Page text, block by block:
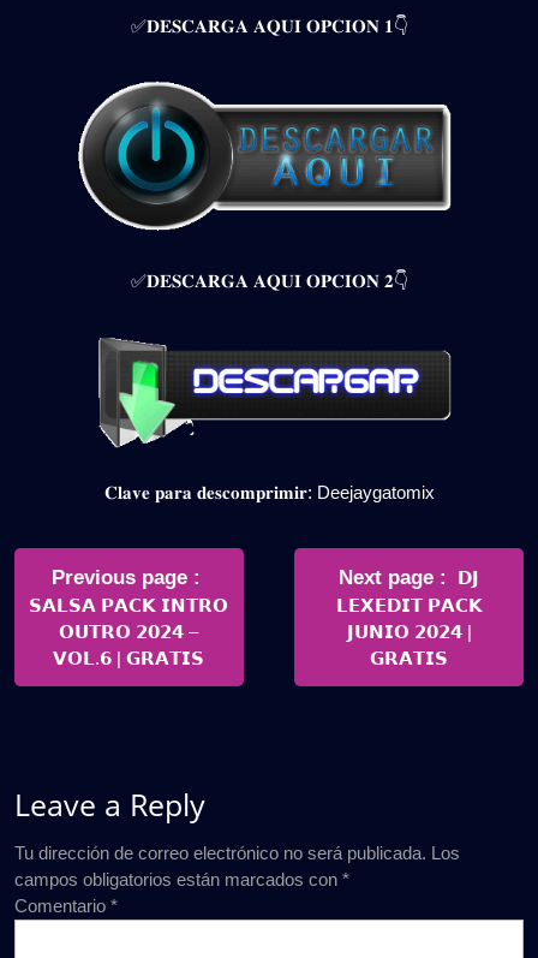
✅𝐃𝐄𝐒𝐂𝐀𝐑𝐆𝐀 𝐀𝐐𝐔𝐈 𝐎𝐏𝐂𝐈𝐎𝐍 𝟏👇
✅𝐃𝐄𝐒𝐂𝐀𝐑𝐆𝐀 𝐀𝐐𝐔𝐈 𝐎𝐏𝐂𝐈𝐎𝐍 𝟐👇
𝐂𝐥𝐚𝐯𝐞 𝐩𝐚𝐫𝐚 𝐝𝐞𝐬𝐜𝐨𝐦𝐩𝐫𝐢𝐦𝐢𝐫: Deejaygatomix
Navegación
entradas
Previous page
Posts
𝗦𝗔𝗟𝗦𝗔 𝗣𝗔𝗖𝗞 𝗜𝗡𝗧𝗥𝗢
𝗢𝗨𝗧𝗥𝗢 𝟮𝟬𝟮𝟰 –
𝗩𝗢𝗟.𝟲 | 𝗚𝗥𝗔𝗧𝗜𝗦
Next page
Newer
Posts
𝗗𝗝
𝗟𝗘𝗫𝗘𝗗𝗜𝗧 𝗣𝗔𝗖𝗞
𝗝𝗨𝗡𝗜𝗢 𝟮𝟬𝟮𝟰 |
𝗚𝗥𝗔𝗧𝗜𝗦
Leave a Reply
Tu dirección de correo electrónico no será publicada. Los
campos obligatorios están marcados con *
Comentario *